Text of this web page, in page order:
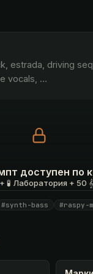
vocals, …
доступен по
🧪 Лаборатория + 50
₽ У меня
#synth-bass #raspy-